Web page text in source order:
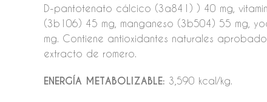
D-pantotenato cálcico (3a841) ) 40 mg,
(3b106) 45 mg, manganeso (3b504) 55 mg,
mg. Contiene antioxidantes naturales
extracto de romero.
ENERGÍA METABOLIZABLE: 3,590 kcal/kg.